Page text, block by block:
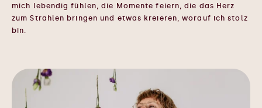
mich lebendig fühlen, die Momente feiern, die das Herz
zum Strahlen bringen und etwas kreieren, worauf ich stolz
bin.